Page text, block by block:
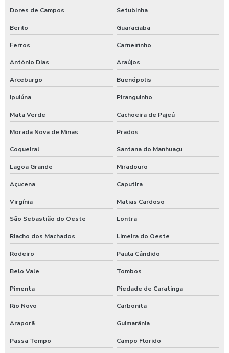
Dores de Campos Setubinha
Berilo Guaraciaba
Ferros Carneirinho
Antônio Dias Araújos
Arceburgo Buenópolis
Ipuiúna Piranguinho
Mata Verde Cachoeira de Pajeú
Morada Nova de Minas Prados
Coqueiral Santana do Manhuaçu
Lagoa Grande Miradouro
Açucena Caputira
Virgínia Matias Cardoso
São Sebastião do Oeste Lontra
Riacho dos Machados Limeira do Oeste
Rodeiro Paula Cândido
Belo Vale Tombos
Pimenta Piedade de Caratinga
Rio Novo Carbonita
Araporã Guimarânia
Passa Tempo Campo Florido